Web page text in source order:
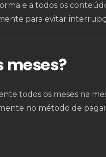
e a todos os
para evitar
meses?
todos os meses na
no método de